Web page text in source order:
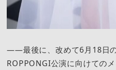
――最後に、改めて6月18日の
ROPPONGI公演に向けての